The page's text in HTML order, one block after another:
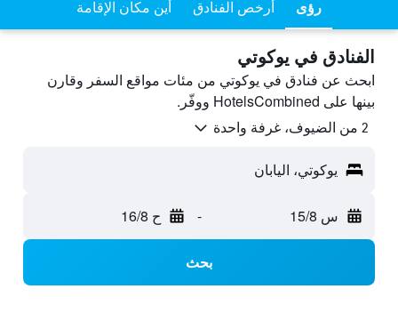
رؤى أرخص الفنادق أين مكان الإقامة
الفنادق في يوكوتي
ابحث عن فنادق في يوكوتي من مئات مواقع السفر وقارن
بينها على HotelsCombined ووفّر.
2 من الضيوف، غرفة واحدة
يوكوتي، اليابان
س 15/8 - ح 16/8
بحث